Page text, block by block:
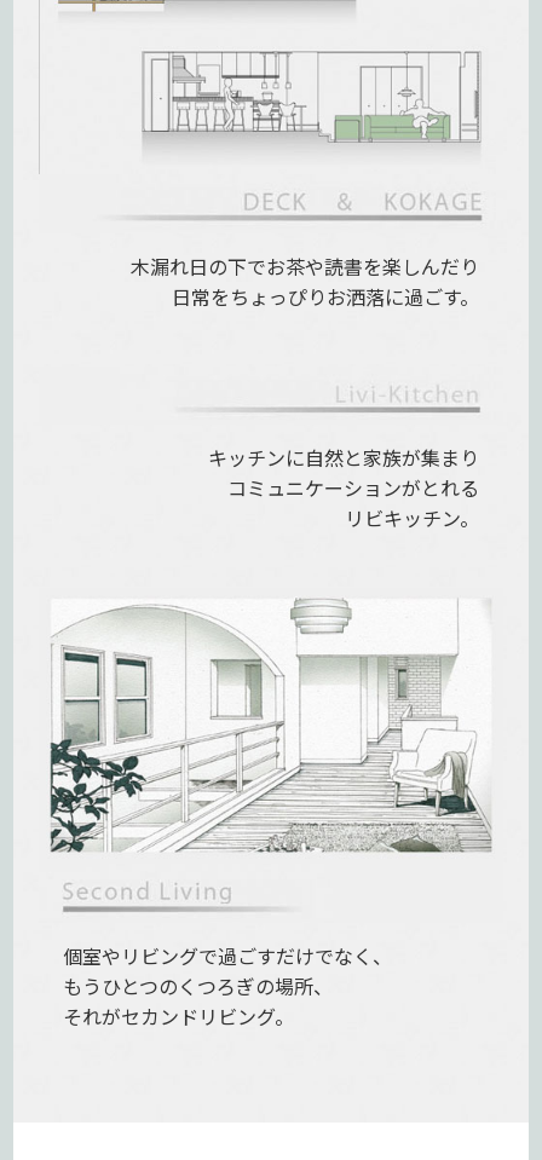
木漏れ日の下でお茶や読書を楽しんだり
日常をちょっぴりお洒落に過ごす。
キッチンに自然と家族が集まり
コミュニケーションがとれる
リビキッチン。
個室やリビングで過ごすだけでなく、
もうひとつのくつろぎの場所、
それがセカンドリビング。